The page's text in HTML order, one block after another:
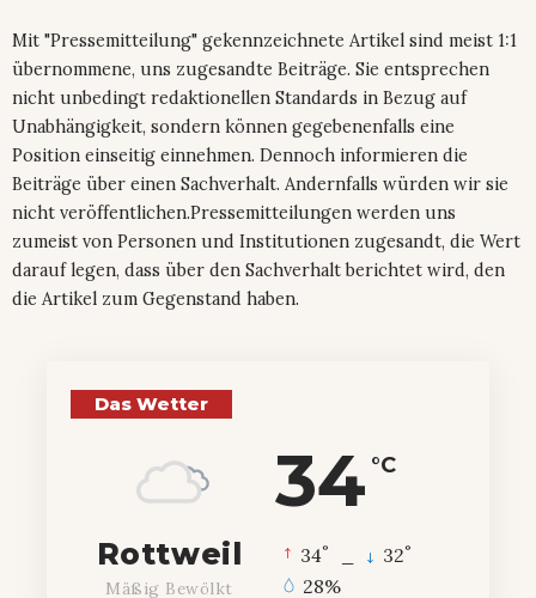
Mit "Pressemitteilung" gekennzeichnete Artikel sind meist 1:1
übernommene, uns zugesandte Beiträge. Sie entsprechen
nicht unbedingt redaktionellen Standards in Bezug auf
Unabhängigkeit, sondern können gegebenenfalls eine
Position einseitig einnehmen. Dennoch informieren die
Beiträge über einen Sachverhalt. Andernfalls würden wir sie
nicht veröffentlichen.Pressemitteilungen werden uns
zumeist von Personen und Institutionen zugesandt, die Wert
darauf legen, dass über den Sachverhalt berichtet wird, den
die Artikel zum Gegenstand haben.
Das Wetter
34 °C
Rottweil
Mäßig Bewölkt
34° 32°
28%